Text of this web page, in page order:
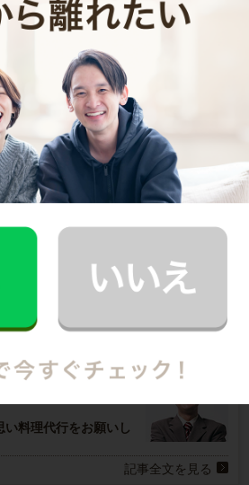
代行のサービス内容
代行のサービス料金
者インタビュー
Customer Interview
事を摂れるのが魅力で
料理代行をお願いし
記事全文を見る